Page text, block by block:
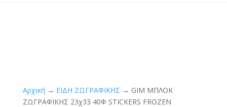
Αρχική → ΕΙΔΗ ΖΩΓΡΑΦΙΚΗΣ → GIM ΜΠΛΟΚ
ΖΩΓΡΑΦΙΚΗΣ 23χ33 40Φ STICKERS FROZEN